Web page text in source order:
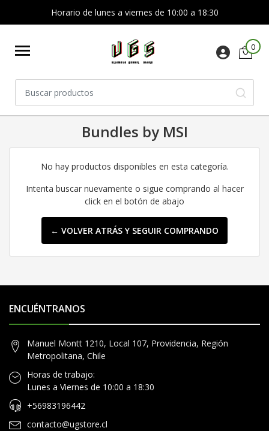
Horario de lunes a viernes de 10:00 a 18:30
0
Bundles by MSI
No hay productos disponibles en esta categoría.
Intenta buscar nuevamente o sigue comprando al hacer
click en el botón de abajo
← VOLVER ATRÁS Y SEGUIR COMPRANDO
ENCUÉNTRANOS
Manuel Montt 1210, Local 107, Providencia, Región
Metropolitana, Chile
Horas de trabajo:
Lunes a Viernes de 10:00 a 18:30
+56983196442
contacto@ugstore.cl